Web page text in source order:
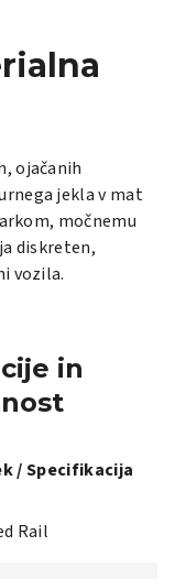
ojačanih
jekla v mat
močnemu
diskreten,
vozila.
in
/ Specifikacija
Rail